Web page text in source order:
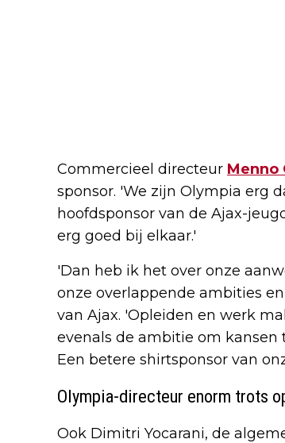
Commercieel directeur Menno
sponsor. 'We zijn Olympia erg
hoofdsponsor van de Ajax-
erg goed bij elkaar.'
'Dan heb ik het over onze
onze overlappende ambities
van Ajax. 'Opleiden en werk
evenals de ambitie om kansen
Een betere shirtsponsor van
Olympia-directeur enorm trots
Ook Dimitri Yocarani, de